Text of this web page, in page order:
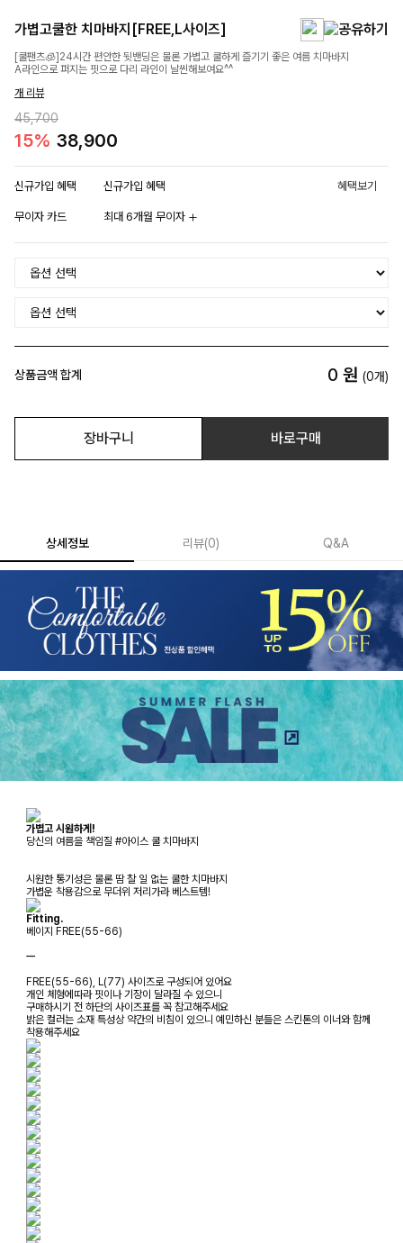
가볍고쿨한 치마바지[FREE,L사이즈]
[쿨팬츠🧊]24시간 편안한 뒷밴딩은 물론 가볍고 쿨하게 즐기기 좋은 여름 치마바지
A라인으로 퍼지는 핏으로 다리 라인이 날씬해보여요^^
개 리뷰
45,700
15% 38,900
신규가입 혜택 신규가입 혜택 혜택보기
무이자 카드 최대 6개월 무이자
상품금액 합계 0 원 (0개)
장바구니 바로구매
상세정보 리뷰(0) Q&A
가볍고 시원하게!
당신의 여름을 책임질 #아이스 쿨 치마바지
시원한 통기성은 물론 땀 찰 일 없는 쿨한 치마바지
가볍운 착용감으로 무더위 저리가라 베스트템!
Fitting.
베이지 FREE(55-66)
ㅡ
FREE(55-66), L(77) 사이즈로 구성되어 있어요
개인 체형에따라 핏이나 기장이 달라질 수 있으니
구매하시기 전 하단의 사이즈표를 꼭 참고해주세요
밝은 컬러는 소재 특성상 약간의 비침이 있으니 예민하신 분들은 스킨톤의 이너와 함께
착용해주세요